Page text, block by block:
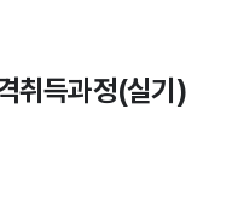
취득과정(실기)